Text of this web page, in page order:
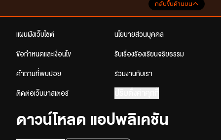
กลับขึ้นด้านบน
แผนผังเว็บไซต์ นโยบายส่วนบุคคล
ข้อกำหนดและเงื่อนไข รับเรื่องร้องเรียนจริยธรรม
คำถามที่พบบ่อย ร่วมงานกับเรา
ติดต่อเว็บมาสเตอร์
ดาวน์โหลด แอปพลิเคชัน